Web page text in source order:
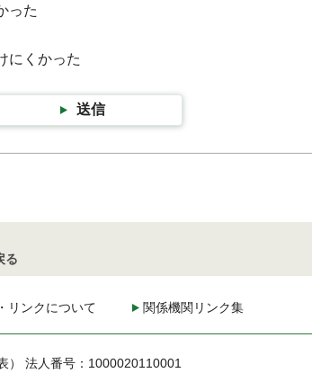
った
にくかった
送信
る
リンクについて 関係機関リンク集
） 法人番号：1000020110001